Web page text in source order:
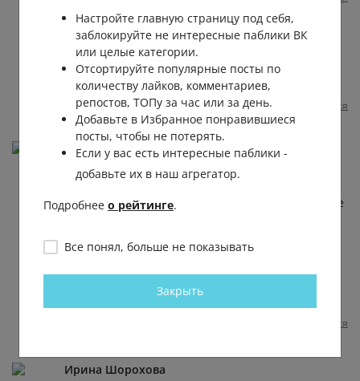
Николай Янченко
Jagoda, а по моим расчетам, нужно 24
часа, чтобы поставить Америку на
колени, а за ними и Украина сдохнет!!!
1 год назад 0 0 Пожаловаться
Nadezda Kichaeva
А с чего у американцев возник «затор»? Может
это не затор , «запор»? В том и другом случае
требуется очистительная клизьма и воздержание
кишок! И все из-за такой мелочи, как
бандеровских фашистов во главе с кошерно-
Пожаловаться
Ирина Шорохова
Настройте главную страницу под себя,
заблокируйте не интересные паблики ВК
или целые категории.
Отсортируйте популярные посты по
количеству лайков, комментариев,
репостов, ТОПу за час или за день.
Добавьте в Избранное понравившиеся
посты, чтобы не потерять.
Если у вас есть интересные паблики -
добавьте их в наш агрегатор.
Подробнее о рейтинге.
Все понял, больше не показывать
Закрыть